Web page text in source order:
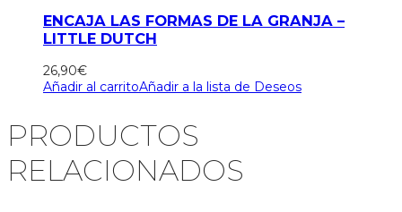
ENCAJA LAS FORMAS DE LA GRANJA –
LITTLE DUTCH
26,90€
Añadir al carritoAñadir a la lista de Deseos
PRODUCTOS
RELACIONADOS